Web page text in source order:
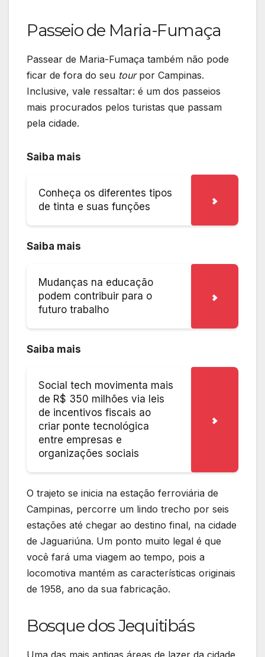
Passeio de Maria-Fumaça
Passear de Maria-Fumaça também não pode
ficar de fora do seu tourpor Campinas.
Inclusive, vale ressaltar: é um dos passeios
mais procurados pelos turistas que passam
pela cidade.
Saiba mais
Conheça os diferentes tipos
de tinta e suas funções
Saiba mais
Mudanças na educação
podem contribuir para o
futuro trabalho
Saiba mais
Social tech movimenta mais
de R$ 350 milhões via leis
de incentivos fiscais ao
criar ponte tecnológica
entre empresas e
organizações sociais
O trajeto se inicia na estação ferroviária de
Campinas, percorre um lindo trecho por seis
estações até chegar ao destino final, na cidade
de Jaguariúna. Um ponto muito legal é que
você fará uma viagem ao tempo, pois a
locomotiva mantém as características originais
de 1958, ano da sua fabricação.
Bosque dos Jequitibás
Uma das mais antigas áreas de lazer da cidade,